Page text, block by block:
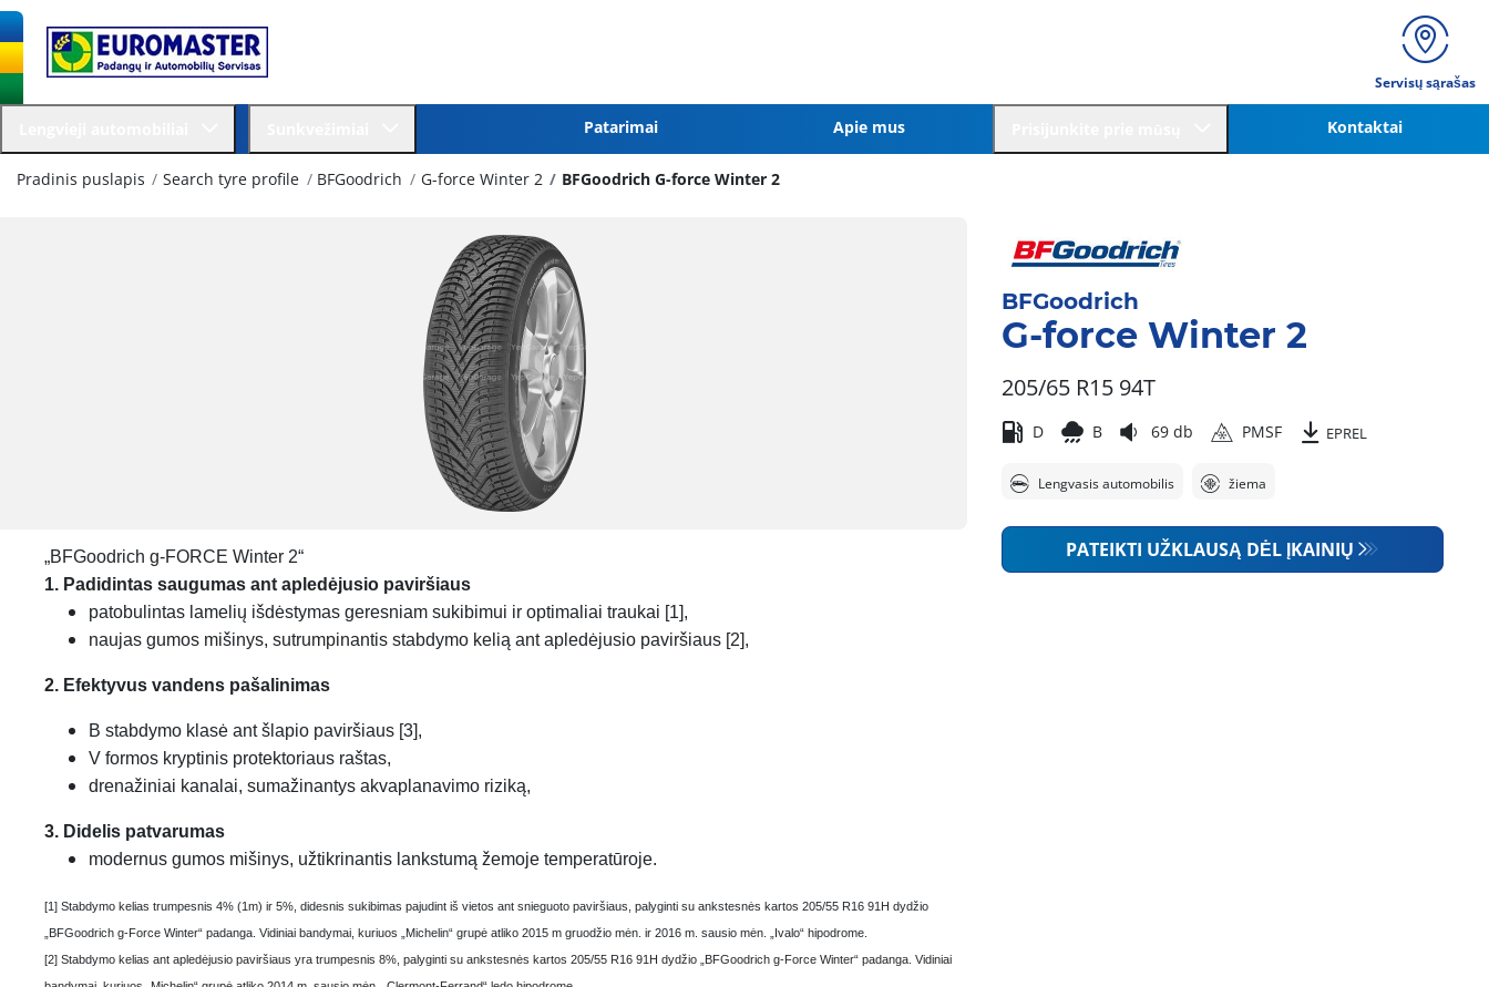
Servisų sąrašas
Patarimai Apie mus Kontaktai
Pradinis puslapis Search tyre profile BFGoodrich G-force Winter 2 BFGoodrich G-force Winter 2
„BFGoodrich g-FORCE Winter 2“
1. Padidintas saugumas ant apledėjusio paviršiaus
patobulintas lamelių išdėstymas geresniam sukibimui ir optimaliai traukai [1],
naujas gumos mišinys, sutrumpinantis stabdymo kelią ant apledėjusio paviršiaus [2],
2. Efektyvus vandens pašalinimas
B stabdymo klasė ant šlapio paviršiaus [3],
V formos kryptinis protektoriaus raštas,
drenažiniai kanalai, sumažinantys akvaplanavimo riziką,
3. Didelis patvarumas
modernus gumos mišinys, užtikrinantis lankstumą žemoje temperatūroje.
[1] Stabdymo kelias trumpesnis 4% (1m) ir 5%, didesnis sukibimas pajudint iš vietos ant snieguoto paviršiaus, palyginti su ankstesnės kartos 205/55 R16 91H dydžio
„BFGoodrich g-Force Winter“ padanga. Vidiniai bandymai, kuriuos „Michelin“ grupė atliko 2015 m gruodžio mėn. ir 2016 m. sausio mėn. „Ivalo“ hipodrome.
[2] Stabdymo kelias ant apledėjusio paviršiaus yra trumpesnis 8%, palyginti su ankstesnės kartos 205/55 R16 91H dydžio „BFGoodrich g-Force Winter“ padanga. Vidiniai
BFGoodrich
G-force Winter 2
205/65 R15 94T
D B 69 db PMSF EPREL
Lengvasis automobilis žiema
PATEIKTI UŽKLAUSĄ DĖL ĮKAINIŲ